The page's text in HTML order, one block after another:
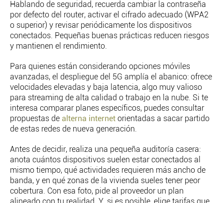
Hablando de seguridad, recuerda cambiar la contraseña
por defecto del router, activar el cifrado adecuado (WPA2
o superior) y revisar periódicamente los dispositivos
conectados. Pequeñas buenas prácticas reducen riesgos
y mantienen el rendimiento.
Para quienes están considerando opciones móviles
avanzadas, el despliegue del 5G amplía el abanico: ofrece
velocidades elevadas y baja latencia, algo muy valioso
para streaming de alta calidad o trabajo en la nube. Si te
interesa comparar planes específicos, puedes consultar
propuestas de alterna internet orientadas a sacar partido
de estas redes de nueva generación.
Antes de decidir, realiza una pequeña auditoría casera:
anota cuántos dispositivos suelen estar conectados al
mismo tiempo, qué actividades requieren más ancho de
banda, y en qué zonas de la vivienda sueles tener peor
cobertura. Con esa foto, pide al proveedor un plan